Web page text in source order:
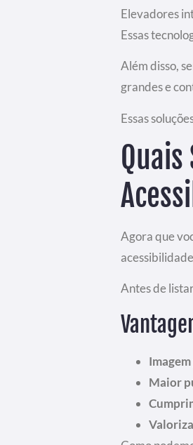
Elevadores
Essas
Além disso,
grandes e
Essas
Agora que
Antes de
Maior